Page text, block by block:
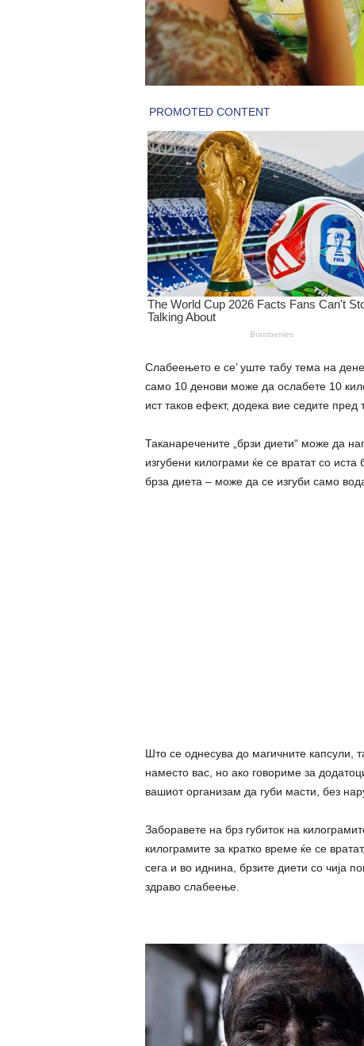
Слабеењето е се’ уште табу тема на
само 10 денови може да ослабете 10
ист таков ефект, додека вие седите пред
Таканаречените „брзи диети“ може да
изгубени килограми ќе се вратат со
брза диета – може да се изгуби само
Што се однесува до магичните капсули,
наместо вас, но ако говориме за
вашиот организам да губи масти, без
Заборавете на брз губиток на
килограмите за кратко време ќе се
сега и во иднина, брзите диети со чија
здраво слабеење.